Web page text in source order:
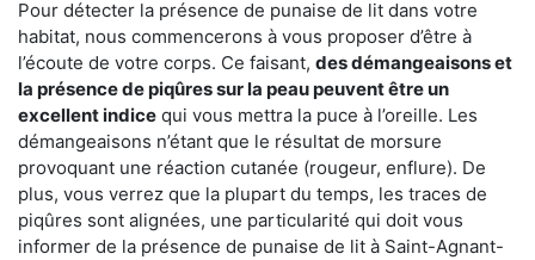
Pour détecter la présence de punaise de lit dans votre
habitat, nous commencerons à vous proposer d’être à
l’écoute de votre corps. Ce faisant, des démangeaisons et
la présence de piqûres sur la peau peuvent être un
excellent indice qui vous mettra la puce à l’oreille. Les
démangeaisons n’étant que le résultat de morsure
provoquant une réaction cutanée (rougeur, enflure). De
plus, vous verrez que la plupart du temps, les traces de
piqûres sont alignées, une particularité qui doit vous
informer de la présence de punaise de lit à Saint-Agnant-